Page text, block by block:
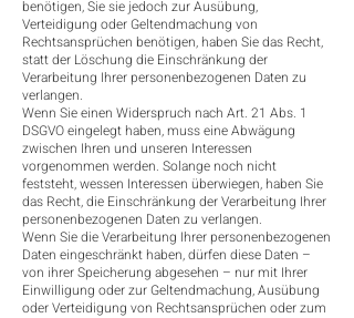
benötigen, Sie sie jedoch zur Ausübung,
Verteidigung oder Geltendmachung von
Rechtsansprüchen benötigen, haben Sie das Recht,
statt der Löschung die Einschränkung der
Verarbeitung Ihrer personenbezogenen Daten zu
verlangen.
Wenn Sie einen Widerspruch nach Art. 21 Abs. 1
DSGVO eingelegt haben, muss eine Abwägung
zwischen Ihren und unseren Interessen
vorgenommen werden. Solange noch nicht
feststeht, wessen Interessen überwiegen, haben Sie
das Recht, die Einschränkung der Verarbeitung Ihrer
personenbezogenen Daten zu verlangen.
Wenn Sie die Verarbeitung Ihrer personenbezogenen
Daten eingeschränkt haben, dürfen diese Daten –
von ihrer Speicherung abgesehen – nur mit Ihrer
Einwilligung oder zur Geltendmachung, Ausübung
oder Verteidigung von Rechtsansprüchen oder zum